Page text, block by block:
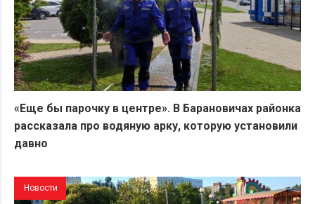
«Еще бы парочку в центре». В Барановичах районка
рассказала про водяную арку, которую установили
давно
Новости